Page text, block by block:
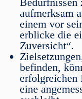
aufmerksam
einem vor
erblicke die
Zuversicht“.
befinden,
erfolgreichen
eine